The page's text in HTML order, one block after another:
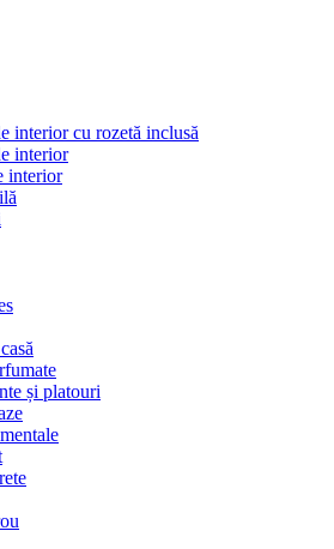
interior cu rozetă inclusă
interior
interior
și platouri